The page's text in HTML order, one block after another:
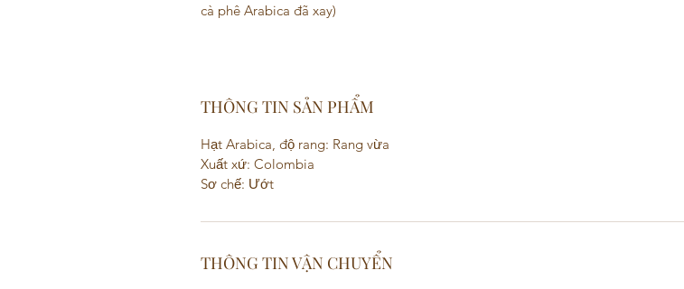
cà phê Arabica đã xay)
THÔNG TIN SẢN PHẨM
Hạt Arabica, độ rang: Rang vừa
Xuất xứ: Colombia
Sơ chế: Ướt
THÔNG TIN VẬN CHUYỂN